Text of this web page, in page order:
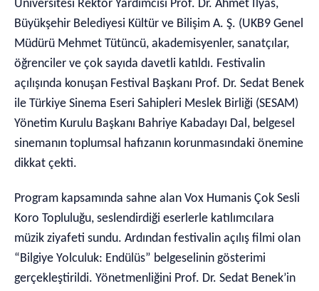
Üniversitesi Rektör Yardımcısı Prof. Dr. Ahmet İlyas,
Büyükşehir Belediyesi Kültür ve Bilişim A. Ş. (UKB9 Genel
Müdürü Mehmet Tütüncü, akademisyenler, sanatçılar,
öğrenciler ve çok sayıda davetli katıldı. Festivalin
açılışında konuşan Festival Başkanı Prof. Dr. Sedat Benek
ile Türkiye Sinema Eseri Sahipleri Meslek Birliği (SESAM)
Yönetim Kurulu Başkanı Bahriye Kabadayı Dal, belgesel
sinemanın toplumsal hafızanın korunmasındaki önemine
dikkat çekti.
Program kapsamında sahne alan Vox Humanis Çok Sesli
Koro Topluluğu, seslendirdiği eserlerle katılımcılara
müzik ziyafeti sundu. Ardından festivalin açılış filmi olan
“Bilgiye Yolculuk: Endülüs” belgeselinin gösterimi
gerçekleştirildi. Yönetmenliğini Prof. Dr. Sedat Benek’in